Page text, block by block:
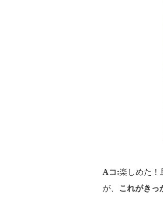
Aコ:楽しめた！
が、
これがきっ